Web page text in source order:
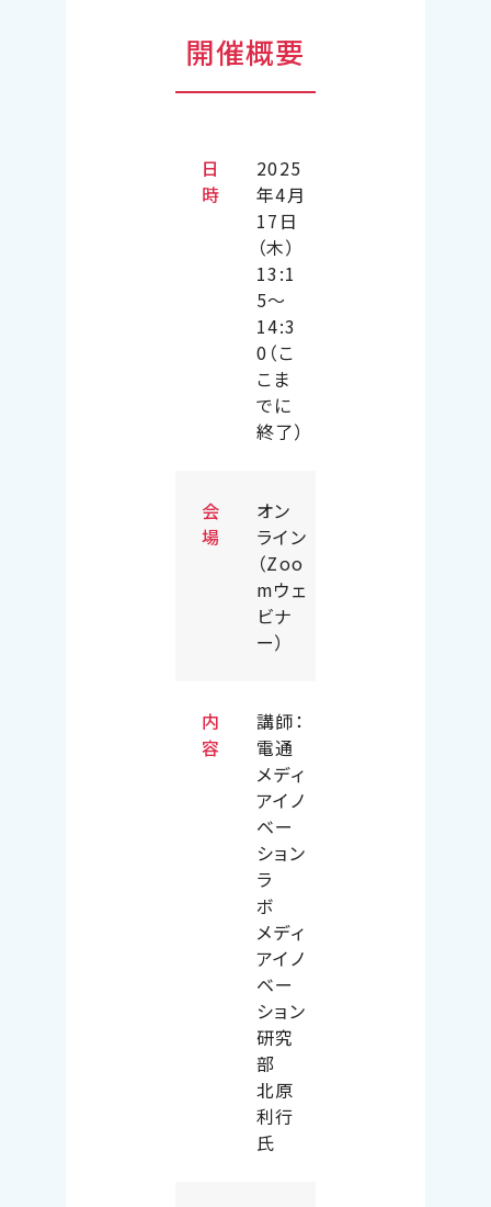
開催概要
日
時
2025
年4月
17日
（木）
13:1
5〜
14:3
0（こ
こま
でに
終了）
会
場
オン
ライン
（Zoo
mウェ
ビナ
ー）
内
容
講師：
電通
メディ
アイノ
ベー
ション
ラ
ボ
メディ
アイノ
ベー
ション
研究
部
北原
利行
氏